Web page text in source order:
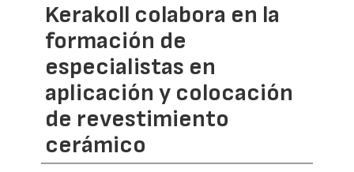
Kerakoll colabora en la
formación de
especialistas en
aplicación y colocación
de revestimiento
cerámico